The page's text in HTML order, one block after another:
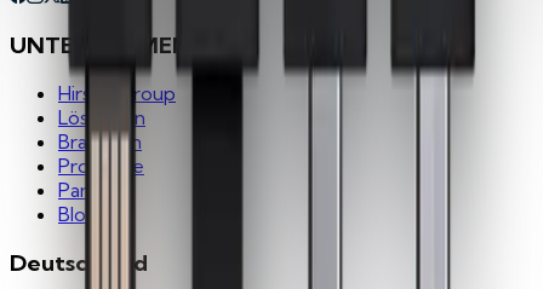
UNTERNEHMEN
Hirsch Group
Lösungen
Branchen
Produkte
Partner
Blog
Deutschland